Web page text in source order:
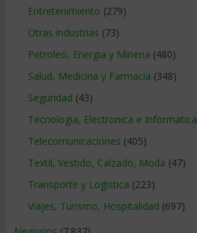
Entretenimiento (279)
Otras industrias (73)
Petroleo, Energia y Mineria (480)
Salud, Medicina y Farmacia (348)
Seguridad (43)
Tecnologia, Electronica e Informatica
Telecomunicaciones (405)
Textil, Vestido, Calzado, Moda (47)
Transporte y Logistica (223)
Viajes, Turismo, Hospitalidad (697)